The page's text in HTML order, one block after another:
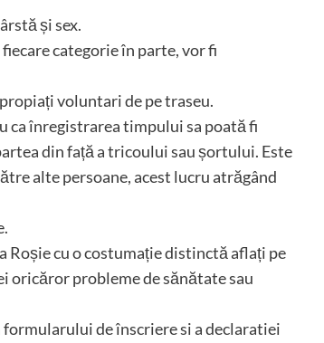
și sex.
categorie în parte, vor fi
voluntari de pe traseu.
ca înregistrarea timpului sa poată fi
din față a tricoului sau șortului. Este
alte persoane, acest lucru atrăgând
Roșie cu o costumație distinctă aflați pe
oricăror probleme de sănătate sau
de înscriere si a declaratiei